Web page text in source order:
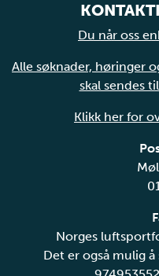
Du når oss
Alle søknader, høringer
skal sendes
Klikk her for
Norges
Det er også mulig